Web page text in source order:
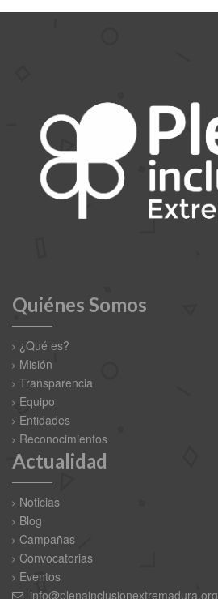
Quiénes Somos
¿Qué es?
Misión
Transparencia
Equipo
Entidades
Reconocimientos
Actualidad
Noticias
Blog
Campañas
Convocatorias
Eventos
info@plenainclusionextremadura.org